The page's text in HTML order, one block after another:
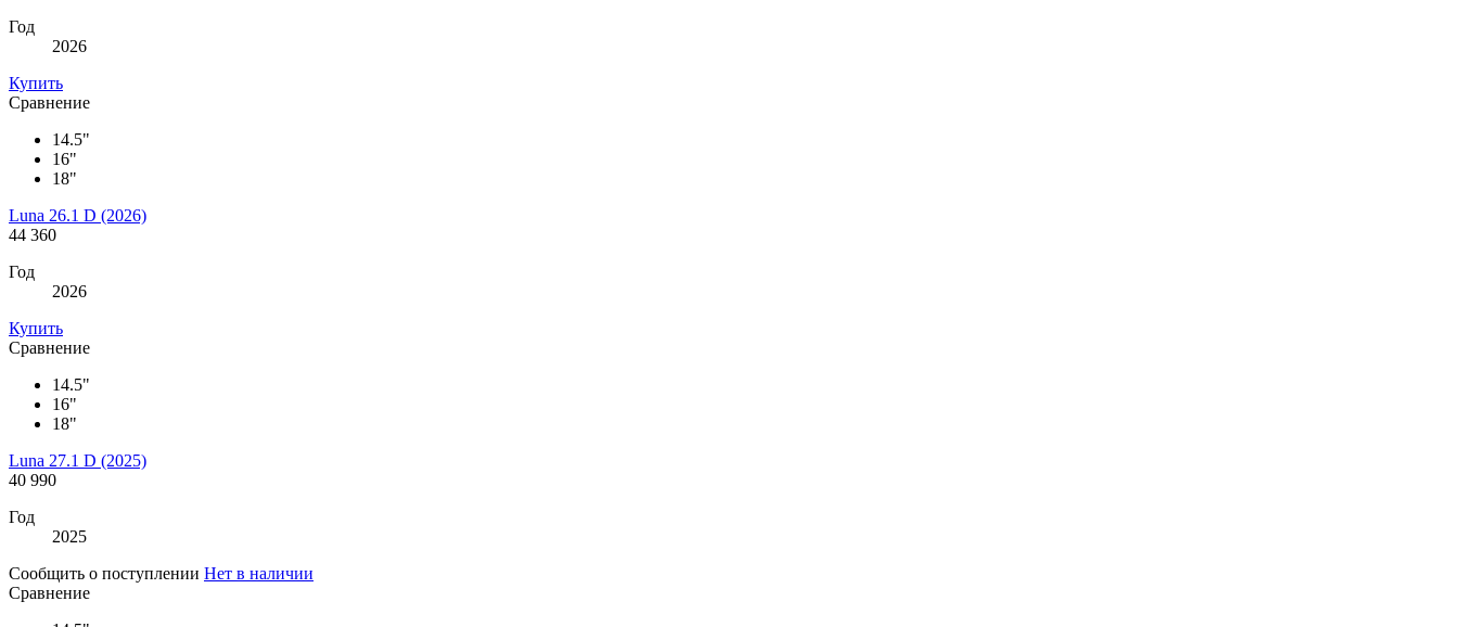
Год
2026
Купить
Сравнение
14.5"
16"
18"
Luna 26.1 D (2026)
44 360
Год
2026
Купить
Сравнение
14.5"
16"
18"
Luna 27.1 D (2025)
40 990
Год
2025
Сообщить о поступлении Нет в наличии
Сравнение